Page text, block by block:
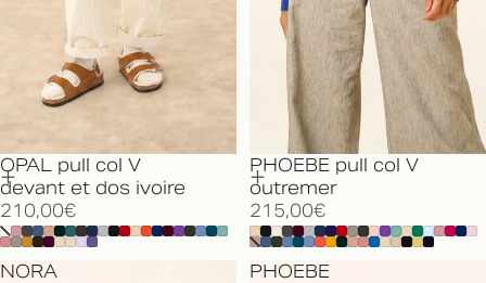
OPAL pull col V
devant et dos ivoire
210,00€
PHOEBE pull col V
outremer
215,00€
NORA
PHOEBE